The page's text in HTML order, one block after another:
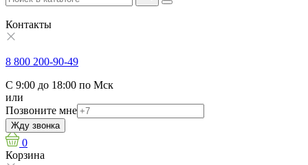
Контакты
8 800 200-90-49
С 9:00 до 18:00 по Мск
или
Позвоните мне
Жду звонка
0
Корзина